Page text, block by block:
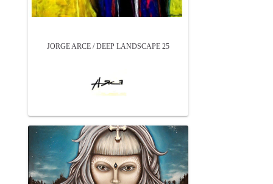
JORGE ARCE / DEEP LANDSCAPE 25